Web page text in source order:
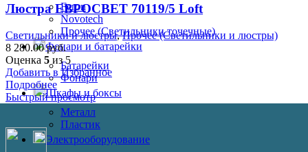
Feron
Novotech
Прочее (Светильники точечные)
Фонари и батарейки
Батарейки
Фонари
Шкафы и боксы
Металл
Пластик
Электрооборудование
Люстра ЕВРОСВЕТ 70119/5 Loft
Светильники и люстры,Прочее (Светильники и люстры)
8 280.00руб.
Оценка 5 из 5
Добавить в Избранное
Подробнее
Быстрый просмотр